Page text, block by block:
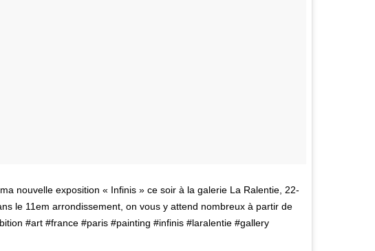
nouvelle exposition « Infinis » ce soir à la galerie La Ralentie, 22-
le 11em arrondissement, on vous y attend nombreux à partir de
#art #france #paris #painting #infinis #laralentie #gallery